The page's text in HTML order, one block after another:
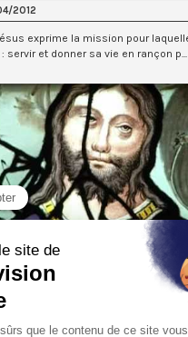
2012
exprime la mission pour
servir et donner sa vie en rançon p...
2012